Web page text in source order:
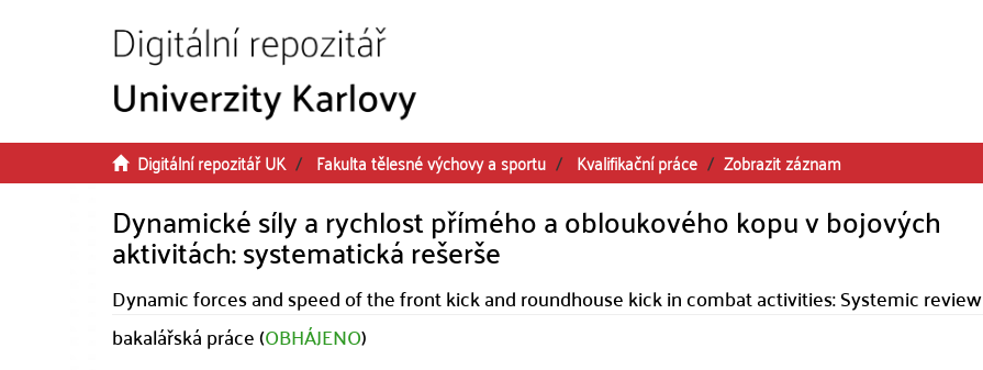
Digitální repozitář UK Fakulta tělesné výchovy a sportu Kvalifikační práce Zobrazit záznam
Dynamické síly a rychlost přímého a obloukového kopu v bojových
aktivitách: systematická rešerše
Dynamic forces and speed of the front kick and roundhouse kick in combat activities: Systemic review
bakalářská práce (OBHÁJENO)